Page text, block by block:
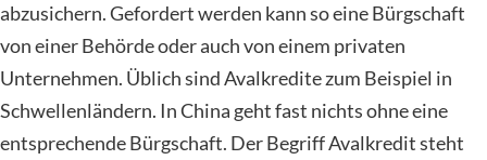
abzusichern. Gefordert werden kann so eine Bürgschaft
von einer Behörde oder auch von einem privaten
Unternehmen. Üblich sind Avalkredite zum Beispiel in
Schwellenländern. In China geht fast nichts ohne eine
entsprechende Bürgschaft. Der Begriff Avalkredit steht